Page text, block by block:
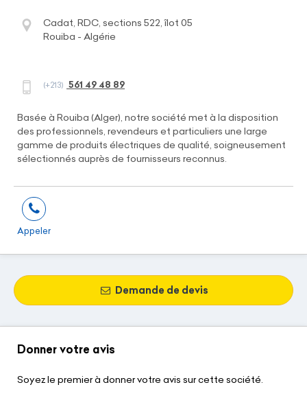
Cadat, RDC, sections 522, îlot 05
Rouiba - Algérie
(+213) 561 49 48 89
Basée à Rouiba (Alger), notre société met à la disposition
des professionnels, revendeurs et particuliers une large
gamme de produits électriques de qualité, soigneusement
sélectionnés auprès de fournisseurs reconnus.
Appeler
Demande de devis
Donner votre avis
Soyez le premier à donner votre avis sur cette société.